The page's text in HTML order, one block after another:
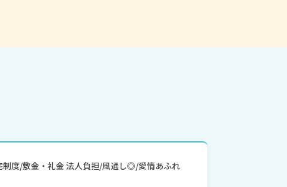
度/敷金・礼金 法人負担/風通し◎/愛情あふれ